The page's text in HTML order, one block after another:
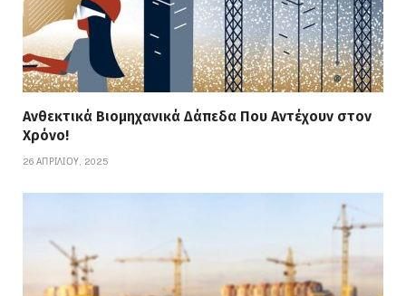
Ανθεκτικά Βιομηχανικά Δάπεδα Που Αντέχουν στον
Χρόνο!
26 ΑΠΡΙΛΊΟΥ, 2025